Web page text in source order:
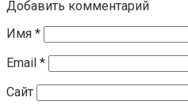
Добавить комментарий
Имя *
Email *
Сайт